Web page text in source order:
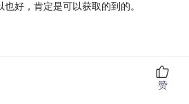
好，肯定是可以获取的到的。
赞